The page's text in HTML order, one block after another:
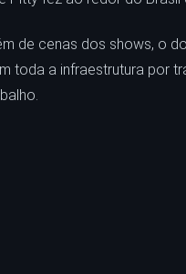
de cenas dos shows, o
toda a infraestrutura por